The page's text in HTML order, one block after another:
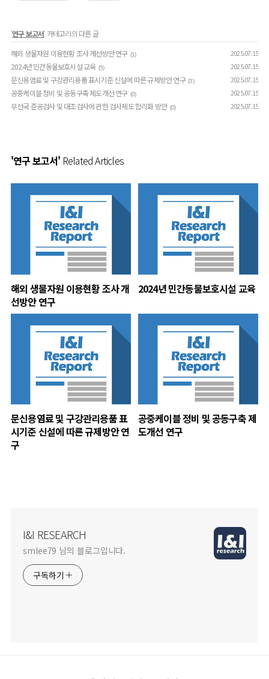
'연구 보고서' 카테고리의 다른 글
해외 생물자원 이용현황 조사 개선방안 연구 (1) 2025.07.15
2024년 민간동물보호시설 교육 (5) 2025.07.15
문신용염료 및 구강관리용품 표시기준 신설에 따른 규제방안 연구 (3) 2025.07.15
공중케이블 정비 및 공동구축 제도개선 연구 (0) 2025.07.15
무선국 준공검사 및 대조검사에 관한 검사제도 합리화 방안 (0) 2025.07.15
'연구 보고서' Related Articles
해외 생물자원 이용현황 조사 개
선방안 연구
2024년 민간동물보호시설 교육
문신용염료 및 구강관리용품 표
시기준 신설에 따른 규제방안 연
구
공중케이블 정비 및 공동구축 제
도개선 연구
I&I RESEARCH
smlee79 님의 블로그입니다.
구독하기